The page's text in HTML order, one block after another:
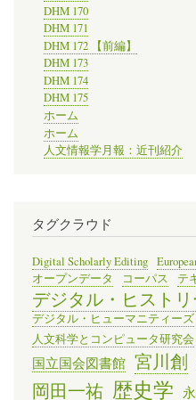
DHM 170
DHM 171
DHM 172 【前編】
DHM 173
DHM 174
DHM 175
ホーム
ホーム
人文情報学月報：近刊紹介
タグクラウド
Digital Scholarly Editing
オープンデータ コーパス テ
デジタル・ヒスト
デジタル・ヒューマニティーズ
人文科学とコンピュータ研究会
国立国会図書館 宮川創
岡田一祐 歴史学